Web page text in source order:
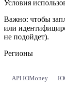
Условия
Важно: чтобы
или
не подойдет).
Регионы
API ЮMoney